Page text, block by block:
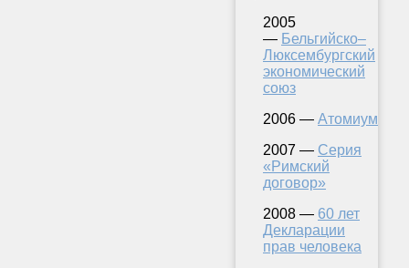
2005
— Бельгийско–
Люксембургский
экономический
союз
2006 — Атомиум
2007 — Серия
«Римский
договор»
2008 — 60 лет
Декларации
прав человека